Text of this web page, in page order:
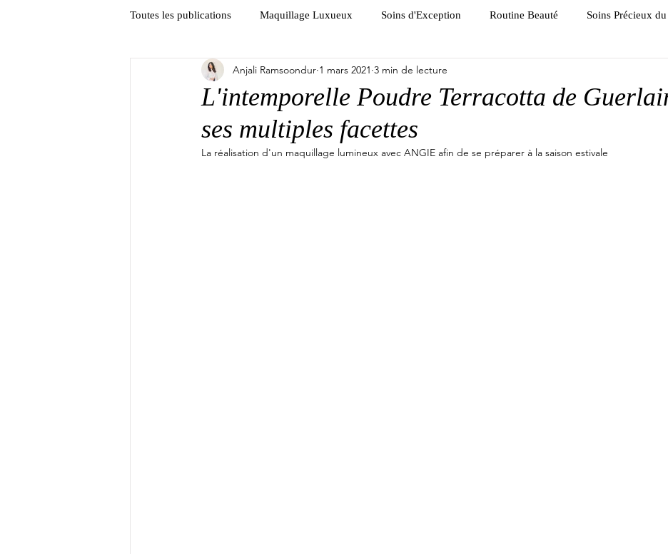
Toutes les publications Maquillage Luxueux Soins d'Exception Routine Beauté Soins Précieux
Intermède
L'intemporelle Poudre Terracotta de
ses multiples facettes
Anjali Ramsoondur 1 mars 2021 3 min de lecture
La réalisation d'un maquillage lumineux avec ANGIE afin de se préparer à la saison estivale